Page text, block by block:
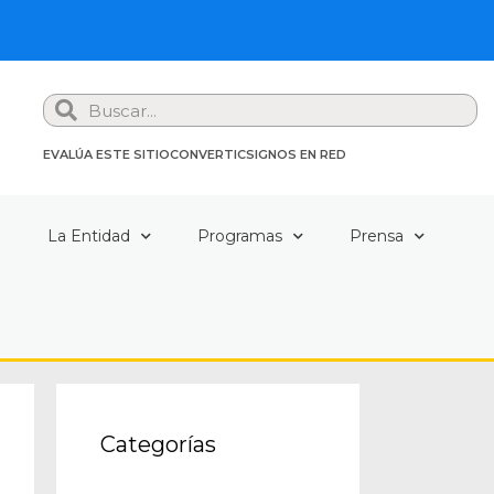
Search
EVALÚA ESTE SITIOCONVERTICSIGNOS EN RED
La Entidad Programas Prensa
Categorías